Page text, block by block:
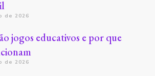
de 2026
jogos educativos e por que
de 2026